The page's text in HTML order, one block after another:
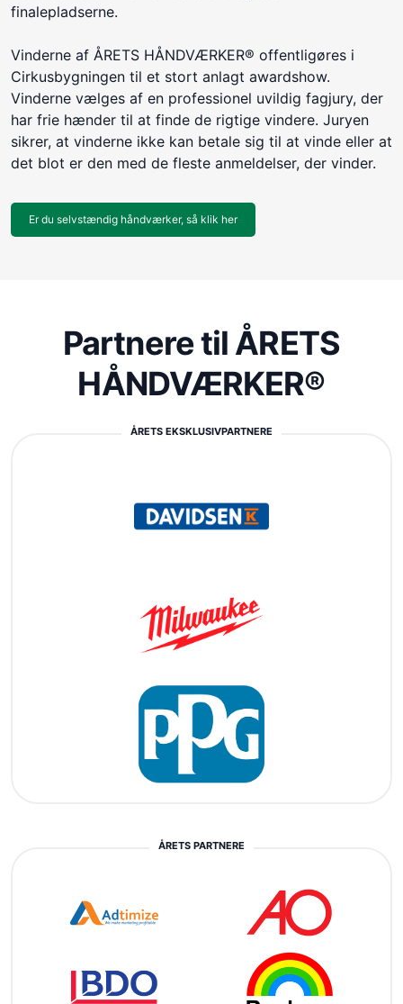
finalepladserne.
Vinderne af ÅRETS HÅNDVÆRKER® offentligøres i
Cirkusbygningen til et stort anlagt awardshow.
Vinderne vælges af en professionel uvildig fagjury, der
har frie hænder til at finde de rigtige vindere. Juryen
sikrer, at vinderne ikke kan betale sig til at vinde eller at
det blot er den med de fleste anmeldelser, der vinder.
Er du selvstændig håndværker, så klik her
Partnere til ÅRETS
HÅNDVÆRKER®
ÅRETS EKSKLUSIVPARTNERE
ÅRETS PARTNERE